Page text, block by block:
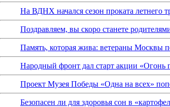
На ВДНХ начался сезон проката летнего
Поздравляем, вы скоро станете
Память, которая жива: ветераны Москвы
Народный фронт дал старт акции «Огонь
Проект Музея Победы «Одна на всех»
Безопасен ли для здоровья сон в